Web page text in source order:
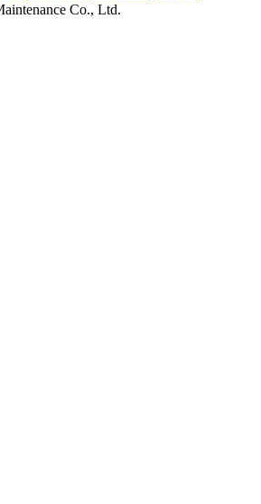
Co., Ltd.